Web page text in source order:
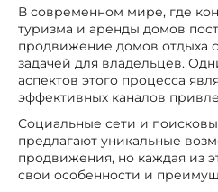
В современном мире, где
туризма и аренды домов
продвижение домов отдыха
задачей для владельцев.
аспектов этого процесса
эффективных каналов
Социальные сети и
предлагают уникальные
продвижения, но каждая из
свои особенности и